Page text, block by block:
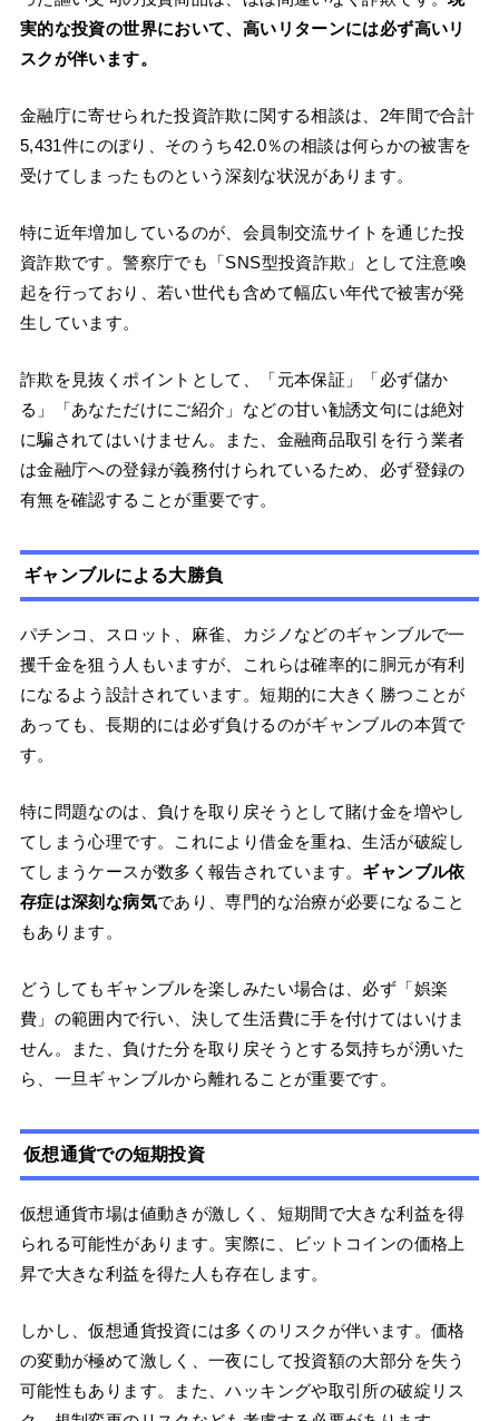
実的な投資の世界において、高いリターンには必ず高いリ
スクが伴います。
金融庁に寄せられた投資詐欺に関する相談は、2年間で合計
5,431件にのぼり、そのうち42.0％の相談は何らかの被害を
受けてしまったものという深刻な状況があります。
特に近年増加しているのが、会員制交流サイトを通じた投
資詐欺です。警察庁でも「SNS型投資詐欺」として注意喚
起を行っており、若い世代も含めて幅広い年代で被害が発
生しています。
詐欺を見抜くポイントとして、「元本保証」「必ず儲か
る」「あなただけにご紹介」などの甘い勧誘文句には絶対
に騙されてはいけません。また、金融商品取引を行う業者
は金融庁への登録が義務付けられているため、必ず登録の
有無を確認することが重要です。
ギャンブルによる大勝負
パチンコ、スロット、麻雀、カジノなどのギャンブルで一
攫千金を狙う人もいますが、これらは確率的に胴元が有利
になるよう設計されています。短期的に大きく勝つことが
あっても、長期的には必ず負けるのがギャンブルの本質で
す。
特に問題なのは、負けを取り戻そうとして賭け金を増やし
てしまう心理です。これにより借金を重ね、生活が破綻し
てしまうケースが数多く報告されています。 ギャンブル依
存症は深刻な病気であり、専門的な治療が必要になること
もあります。
どうしてもギャンブルを楽しみたい場合は、必ず「娯楽
費」の範囲内で行い、決して生活費に手を付けてはいけま
せん。また、負けた分を取り戻そうとする気持ちが湧いた
ら、一旦ギャンブルから離れることが重要です。
仮想通貨での短期投資
仮想通貨市場は値動きが激しく、短期間で大きな利益を得
られる可能性があります。実際に、ビットコインの価格上
昇で大きな利益を得た人も存在します。
しかし、仮想通貨投資には多くのリスクが伴います。価格
の変動が極めて激しく、一夜にして投資額の大部分を失う
可能性もあります。また、ハッキングや取引所の破綻リス